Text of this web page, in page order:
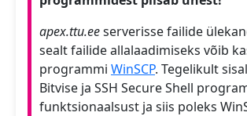
apex.ttu.eeserverisse failide
sealt failide allalaadimiseks võib
programmi WinSCP. Tegelikult
Bitvise ja SSH Secure Shell
funktsionaalsust ja siis poleks